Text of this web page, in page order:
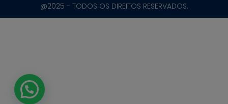
@2025 - TODOS OS DIREITOS RESERVADOS.